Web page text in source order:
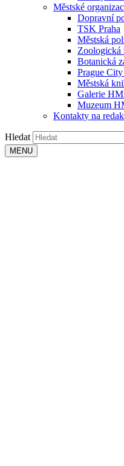
Městské
Dopravní
TSK Praha
Městská
Zoologická
Botanická
Prague
Městská
Galerie
Muzeum
Kontakty na
Hledat
MENU